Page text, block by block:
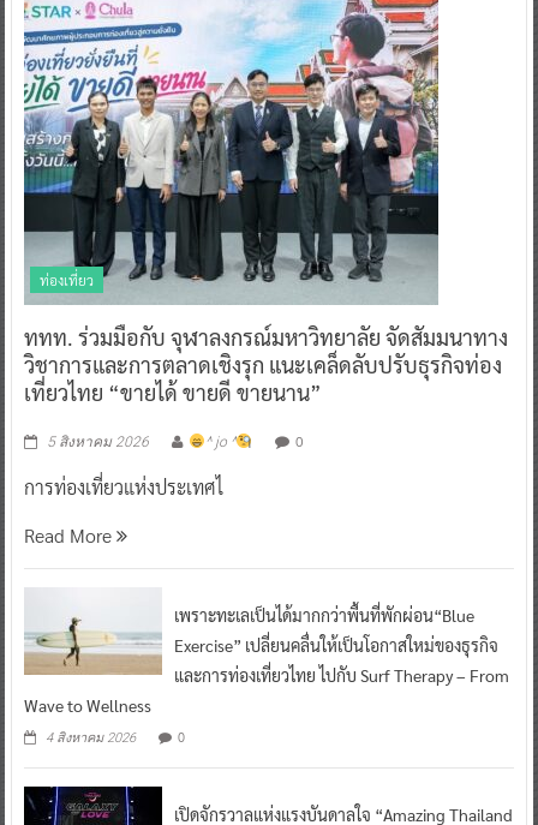
ท่องเที่ยว
ททท. ร่วมมือกับ จุฬาลงกรณ์มหาวิทยาลัย จัดสัมมนาทาง
วิชาการและการตลาดเชิงรุก แนะเคล็ดลับปรับธุรกิจท่อง
เที่ยวไทย “ขายได้ ขายดี ขายนาน”
5 สิงหาคม 2026 ^ jo ^ 0
การท่องเที่ยวแห่งประเทศไ
Read More
เพราะทะเลเป็นได้มากกว่าพื้นที่พักผ่อน“Blue
Exercise” เปลี่ยนคลื่นให้เป็นโอกาสใหม่ของธุรกิจ
และการท่องเที่ยวไทย ไปกับ Surf Therapy – From
Wave to Wellness
4 สิงหาคม 2026 0
เปิดจักรวาลแห่งแรงบันดาลใจ “Amazing Thailand